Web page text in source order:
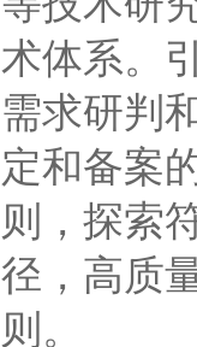
术体系。
需求研判
定和备案
则，探索
径，高质
则。